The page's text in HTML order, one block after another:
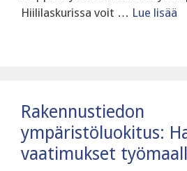
Hiililaskurissa voit … Lue lisää
Rakennustiedon
ympäristöluokitus:
vaatimukset